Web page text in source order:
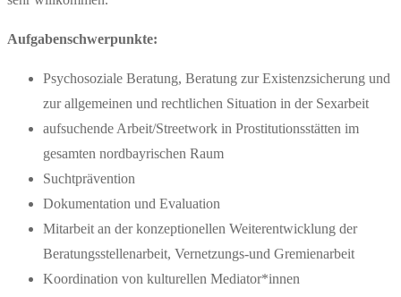
Aufgabenschwerpunkte:
Psychosoziale Beratung, Beratung zur Existenzsicherung und
zur allgemeinen und rechtlichen Situation in der Sexarbeit
aufsuchende Arbeit/Streetwork in Prostitutionsstätten im
gesamten nordbayrischen Raum
Suchtprävention
Dokumentation und Evaluation
Mitarbeit an der konzeptionellen Weiterentwicklung der
Beratungsstellenarbeit, Vernetzungs-und Gremienarbeit
Koordination von kulturellen Mediator*innen